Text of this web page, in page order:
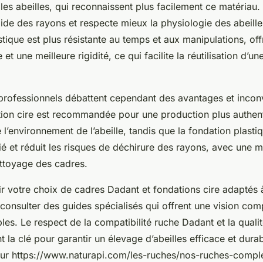
abeilles, qui reconnaissent plus facilement ce
des rayons et respecte mieux la physiologie des
est plus résistante au temps et aux manipulations,
et une meilleure rigidité, ce qui facilite la réutilisation
débattent cependant des avantages et
cire est recommandée pour une production plus
de l’abeille, tandis que la fondation
et réduit les risques de déchirure des rayons, avec une
des cadres.
votre choix de cadres Dadant et fondations cire adaptés
des guides spécialisés qui offrent une vision
Le respect de la compatibilité ruche Dadant et la
la clé pour garantir un élevage d’abeilles efficace et
https://www.naturapi.com/les-ruches/nos-ruches-